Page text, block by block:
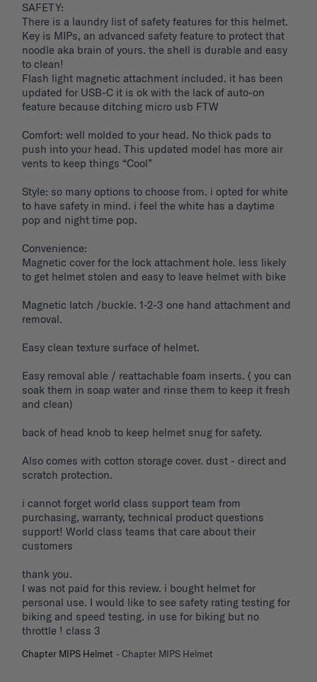
SAFETY:
There is a laundry list of safety features for this helmet.
Key is MIPs, an advanced safety feature to protect that
noodle aka brain of yours. the shell is durable and easy
to clean!
Flash light magnetic attachment included. it has been
updated for USB-C it is ok with the lack of auto-on
feature because ditching micro usb FTW
Comfort: well molded to your head. No thick pads to
push into your head. This updated model has more air
vents to keep things “Cool”
Style: so many options to choose from. i opted for white
to have safety in mind. i feel the white has a daytime
pop and night time pop.
Convenience:
Magnetic cover for the lock attachment hole. less likely
to get helmet stolen and easy to leave helmet with bike
Magnetic latch /buckle. 1-2-3 one hand attachment and
removal.
Easy clean texture surface of helmet.
Easy removal able / reattachable foam inserts. ( you can
soak them in soap water and rinse them to keep it fresh
and clean)
back of head knob to keep helmet snug for safety.
Also comes with cotton storage cover. dust - direct and
scratch protection.
i cannot forget world class support team from
purchasing, warranty, technical product questions
support! World class teams that care about their
customers
thank you.
I was not paid for this review. i bought helmet for
personal use. I would like to see safety rating testing for
biking and speed testing. in use for biking but no
throttle ! class 3
Chapter MIPS Helmet Chapter MIPS Helmet